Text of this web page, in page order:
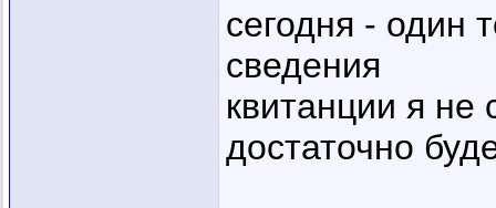
сегодня - один
сведения
квитанции я
достаточно